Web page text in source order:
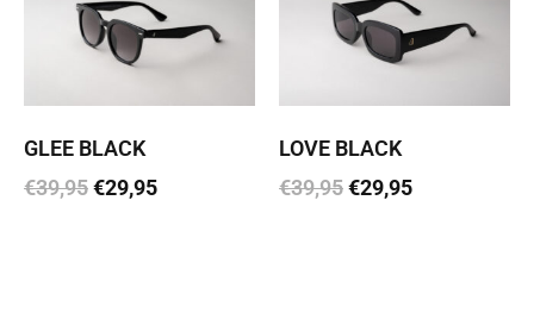
GLEE BLACK
€39,95€29,95
LOVE BLACK
€39,95€29,95